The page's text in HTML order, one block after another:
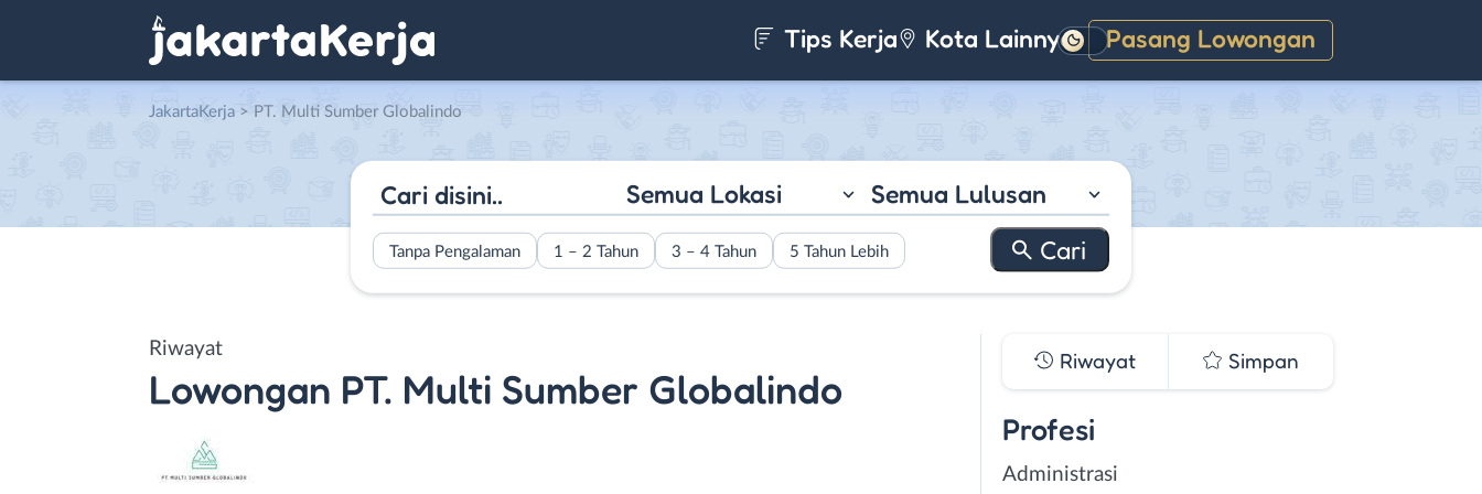
Tips Kerja Kota Lainnya Pasang Lowongan
Gelap
JakartaKerja > PT. Multi Sumber Globalindo
Semua Lokasi Semua Lulusan
Tanpa Pengalaman 1 – 2 Tahun 3 – 4 Tahun 5 Tahun Lebih
Riwayat
Lowongan PT. Multi Sumber Globalindo
Riwayat Simpan
Profesi
Administrasi